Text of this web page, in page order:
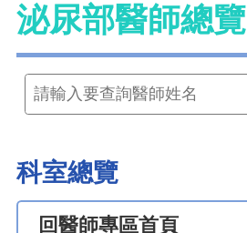
泌尿部醫師總覽
科室總覽
回醫師專區首頁